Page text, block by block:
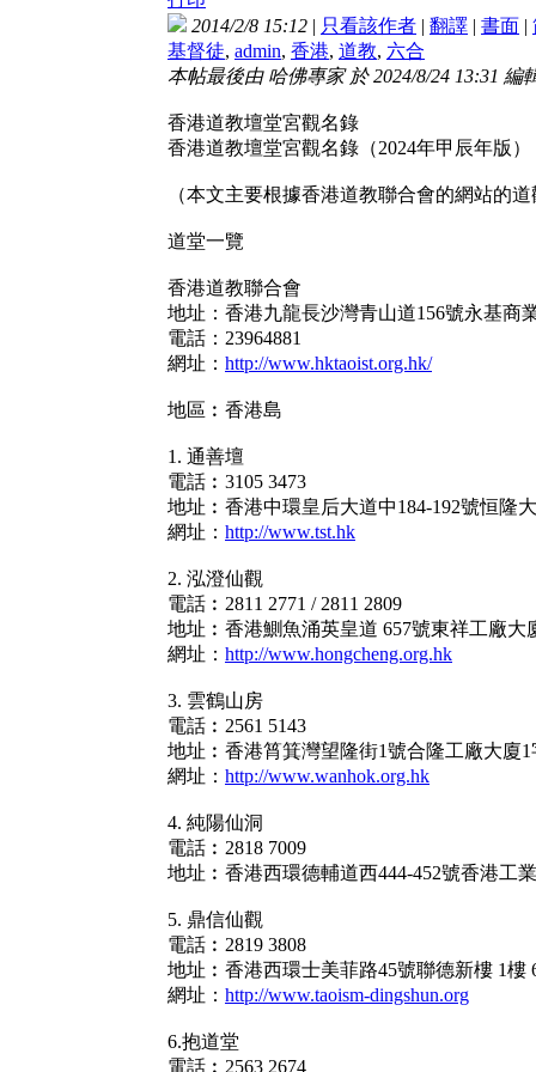
2014/2/8 15:12 | 只看該作者 | 翻譯 | 書面 |
基督徒, admin, 香港, 道教, 六合
本帖最後由 哈佛專家 於 2024/8/24 13:31 編
香港道教壇堂宮觀名錄
香港道教壇堂宮觀名錄（2024年甲辰年版）
（本文主要根據香港道教聯合會的網站的
道堂一覽
香港道教聯合會
地址：香港九龍長沙灣青山道156號永基商
電話：23964881
網址： http://www.hktaoist.org.hk/
地區︰香港島
1. 通善壇
電話︰3105 3473
地址︰香港中環皇后大道中184-192號恒隆
網址： http://www.tst.hk
2. 泓澄仙觀
電話︰2811 2771 / 2811 2809
地址︰香港鰂魚涌英皇道 657號東祥工廠大
網址： http://www.hongcheng.org.hk
3. 雲鶴山房
電話︰2561 5143
地址︰香港筲箕灣望隆街1號合隆工廠大廈
網址： http://www.wanhok.org.hk
4. 純陽仙洞
電話︰2818 7009
地址︰香港西環德輔道西444-452號香港工
5. 鼎信仙觀
電話︰2819 3808
地址︰香港西環士美菲路45號聯德新樓 1樓
網址： http://www.taoism-dingshun.org
6.抱道堂
電話︰2563 2674